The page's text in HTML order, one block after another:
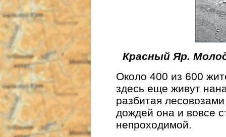
Красный Яр.
Около 400 из 600
здесь еще живут
разбитая
дождей она и вовсе
непроходимой.